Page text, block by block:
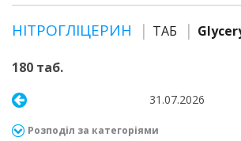
НІТРОГЛІЦЕРИН ТАБ
180 таб.
31.07.2026
Розподіл за категоріями